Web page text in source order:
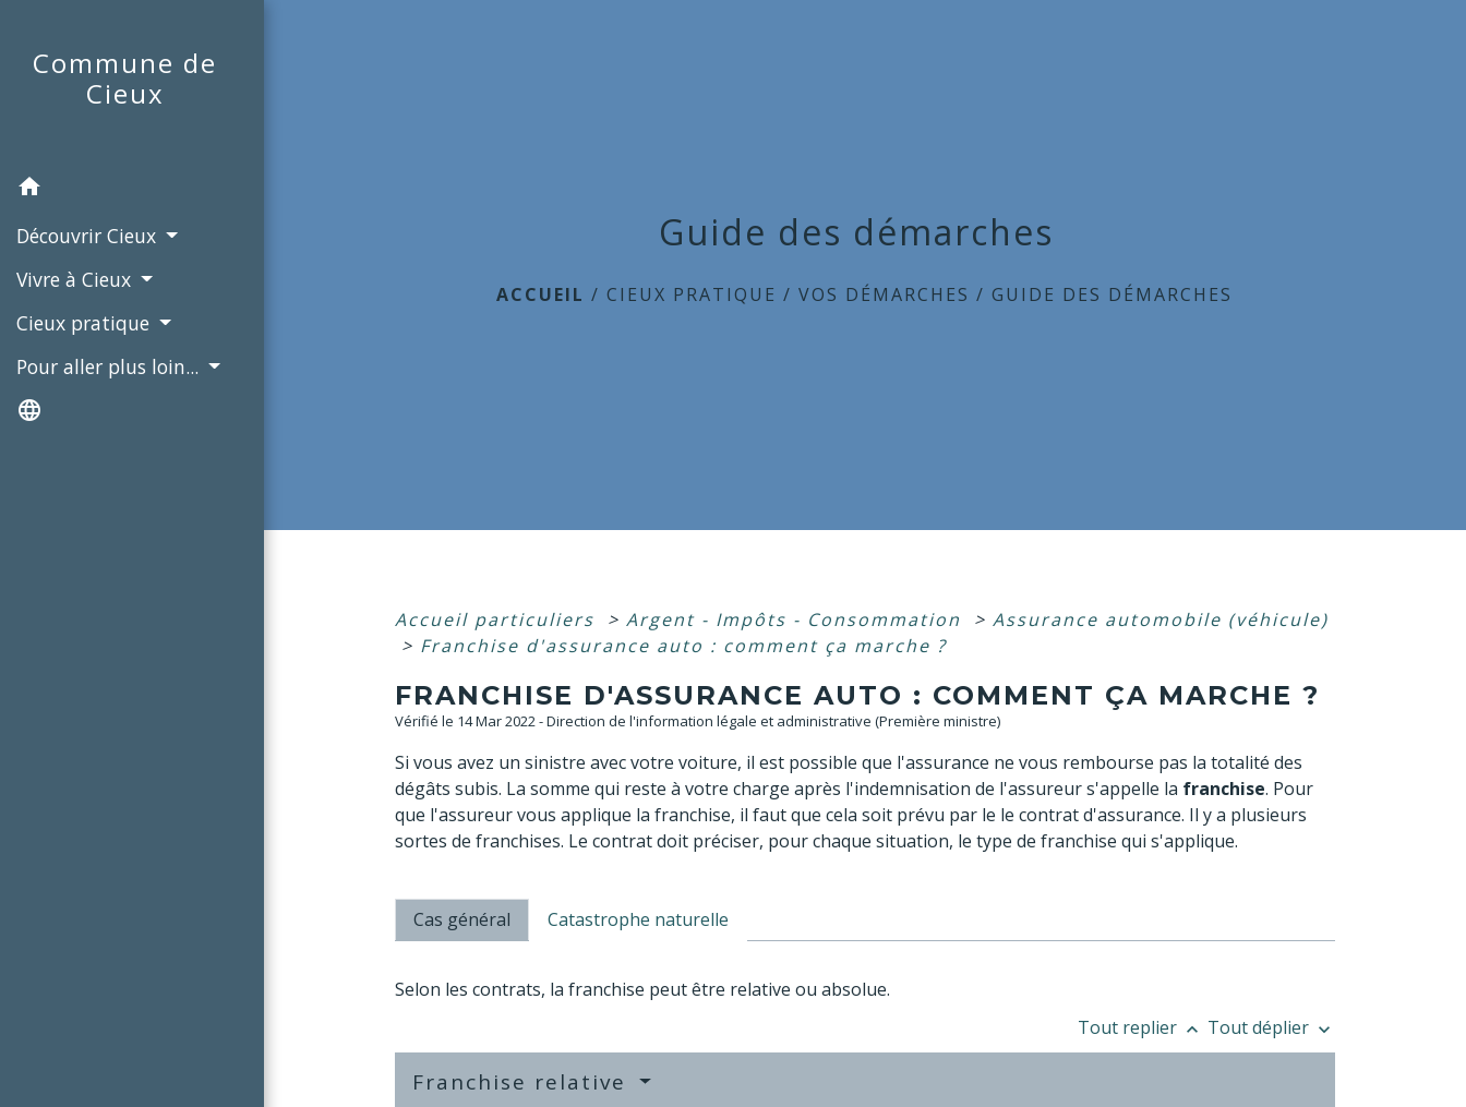
Commune de
Cieux
home
Découvrir Cieux
Vivre à Cieux
Cieux pratique
Pour aller plus loin...
language
Guide des démarches
ACCUEIL /CIEUX PRATIQUE /VOS DÉMARCHES /GUIDE DES DÉMARCHES
Accueil particuliers > Argent - Impôts - Consommation > Assurance automobile (véhicule)
> Franchise d'assurance auto : comment ça marche ?
FRANCHISE D'ASSURANCE AUTO : COMMENT ÇA MARCHE ?
Vérifié le 14 Mar 2022 - Direction de l'information légale et administrative (Première ministre)
Si vous avez un sinistre avec votre voiture, il est possible que l'assurance ne vous rembourse pas la totalité des
dégâts subis. La somme qui reste à votre charge après l'indemnisation de l'assureur s'appelle la franchise. Pour
que l'assureur vous applique la franchise, il faut que cela soit prévu par le le contrat d'assurance. Il y a plusieurs
sortes de franchises. Le contrat doit préciser, pour chaque situation, le type de franchise qui s'applique.
Cas général Catastrophe naturelle
Selon les contrats, la franchise peut être relative ou absolue.
Tout replier keyboard_arrow_up Tout déplier keyboard_arrow_down
Franchise relative